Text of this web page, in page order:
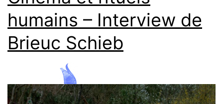
humains – Interview de
Brieuc Schieb